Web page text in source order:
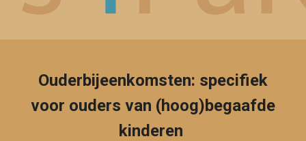
Ouderbijeenkomsten: specifiek
voor ouders van (hoog)begaafde
kinderen